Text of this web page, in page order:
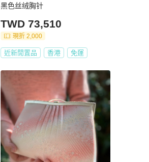
黑色丝绒胸针
TWD 73,510
現折 2,000
近新閒置品 香港 免運